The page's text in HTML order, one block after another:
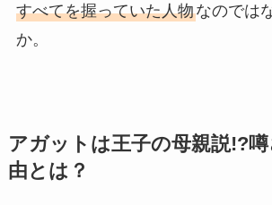
すべてを握っていた人物なのでは
か。
アガットは王子の母親説!?
由とは？